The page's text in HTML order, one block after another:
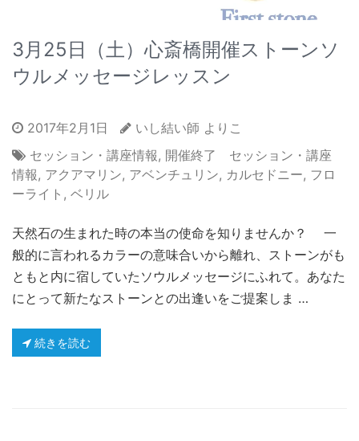
3月25日（土）心斎橋開催ストーンソ
ウルメッセージレッスン
2017年2月1日
いし結い師 よりこ
セッション・講座情報 , 開催終了 セッション・講座
情報 , アクアマリン, アベンチュリン, カルセドニー, フロ
ーライト , ベリル
天然石の生まれた時の本当の使命を知りませんか？ 一
般的に言われるカラーの意味合いから離れ、ストーンがも
ともと内に宿していたソウルメッセージにふれて。あなた
にとって新たなストーンとの出逢いをご提案しま …
続きを読む